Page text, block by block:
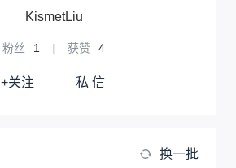
KismetLiu
粉丝 1 | 获赞 4
+关注 私 信
换一批